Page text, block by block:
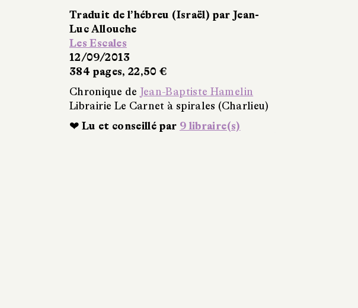
Traduit de l’hébreu (Israël) par Jean-
Luc Allouche
Les Escales
12/09/2013
384 pages, 22,50 €
Chronique de Jean-Baptiste Hamelin
Librairie Le Carnet à spirales (Charlieu)
❤ Lu et conseillé par 9 libraire(s)